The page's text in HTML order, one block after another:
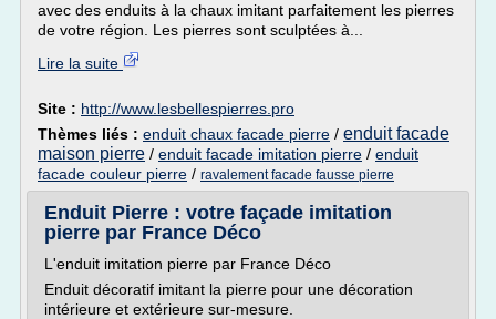
avec des enduits à la chaux imitant parfaitement les pierres
de votre région. Les pierres sont sculptées à...
Lire la suite
Site : http://www.lesbellespierres.pro
Thèmes liés : enduit chaux facade pierre / enduit facade
maison pierre / enduit facade imitation pierre / enduit
facade couleur pierre / ravalement facade fausse pierre
Enduit Pierre : votre façade imitation
pierre par France Déco
L'enduit imitation pierre par France Déco
Enduit décoratif imitant la pierre pour une décoration
intérieure et extérieure sur-mesure.